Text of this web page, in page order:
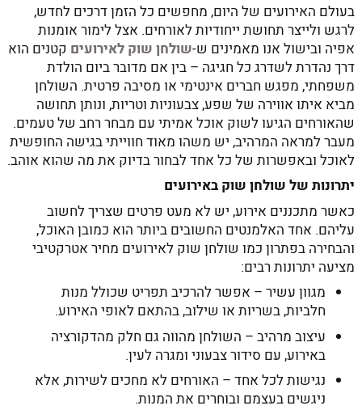
השקות
צור קשר
בעולם האירועים של היום, מחפשים כל הזמן דרכים לחדש,
לרגש ולייצר תחושת ייחודיות לאורחים. אצל לימור אומנות
אפיה ובישול אנו מאמינים ש-שולחן שוק לאירועים קטנים הוא
דרך נהדרת לשדרג כל חגיגה – בין אם מדובר ביום הולדת
משפחתי, מפגש חברים אינטימי או מסיבה פרטית. השולחן
מביא איתו אווירה של שפע, צבעוניות וטריות, ונותן תחושה
שהאורחים הגיעו לשוק אוכל אמיתי עם מבחר רחב של טעמים.
מעבר למראה המרהיב, יש משהו מאוד חווייתי בגישה החופשית
לאוכל ובאפשרות של כל אחד לבחור בדיוק את מה שהוא אוהב.
יתרונות של שולחן שוק באירועים
כאשר מתכננים אירוע, יש לא מעט פרטים שצריך לחשוב
עליהם. אחד האלמנטים החשובים ביותר הוא כמובן האוכל,
והבחירה בפתרון כמו שולחן שוק לאירועים מחיר אטרקטיבי
מציעה יתרונות רבים:
מגוון עשיר – אפשר להרכיב תפריט שכולל מנות
חלביות, בשריות או שילוב, בהתאם לאופי האירוע.
עיצוב מרהיב – השולחן מהווה גם חלק מהדקורציה
באירוע, עם סידור צבעוני ומגרה לעין.
נגישות לכל אחד – האורחים לא מחכים לשירות, אלא
ניגשים בעצמם ובוחרים את המנות.